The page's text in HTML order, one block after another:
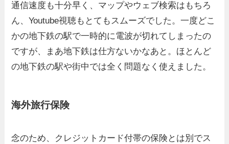
通信速度も十分早く、マップやウェブ検索はもちろ
ん、Youtube視聴もとてもスムーズでした。一度どこ
かの地下鉄の駅で一時的に電波が切れてしまったの
ですが、まあ地下鉄は仕方ないかなあと。ほとんど
の地下鉄の駅や街中では全く問題なく使えました。
海外旅行保険
念のため、クレジットカード付帯の保険とは別でス